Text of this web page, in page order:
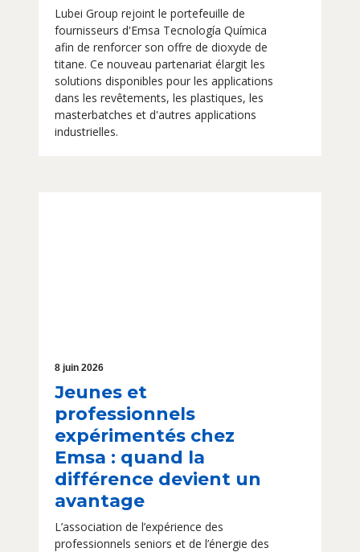
Lubei Group rejoint le portefeuille de
fournisseurs d'Emsa Tecnología Química
afin de renforcer son offre de dioxyde de
titane. Ce nouveau partenariat élargit les
solutions disponibles pour les applications
dans les revêtements, les plastiques, les
masterbatches et d'autres applications
industrielles.
8 juin 2026
Jeunes et
professionnels
expérimentés chez
Emsa : quand la
différence devient un
avantage
L’association de l’expérience des
professionnels seniors et de l’énergie des